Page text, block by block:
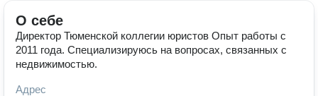
О себе
Директор Тюменской коллегии юристов Опыт работы с
2011 года. Специализируюсь на вопросах, связанных с
недвижимостью.
Адрес